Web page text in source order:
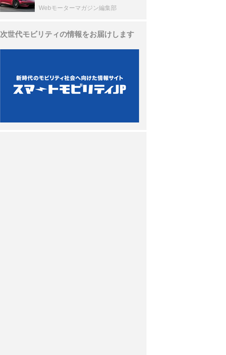
ーカークロニクル・完全版／
113】
Webモーターマガジン編集部
次世代モビリティの情報をお届けします